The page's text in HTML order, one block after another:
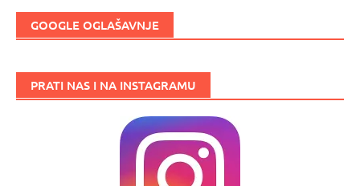
GOOGLE OGLAŠAVNJE
PRATI NAS I NA INSTAGRAMU